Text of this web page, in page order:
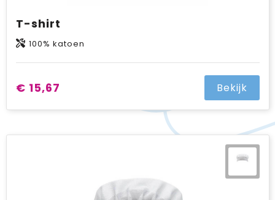
T-shirt
100% katoen
€ 15,67 Bekijk